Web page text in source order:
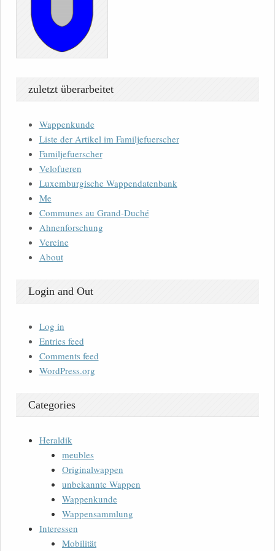
zuletzt überarbeitet
Wappenkunde
Liste der Artikel im Familjefuerscher
Familjefuerscher
Velofueren
Luxemburgische Wappendatenbank
Me
Communes au Grand-Duché
Ahnenforschung
Vereine
About
Login and Out
Log in
Entries feed
Comments feed
WordPress.org
Categories
Heraldik
meubles
Originalwappen
unbekannte Wappen
Wappenkunde
Wappensammlung
Interessen
Mobilität